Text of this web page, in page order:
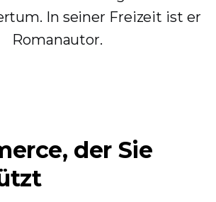
In seiner Freizeit ist er
Romanautor.
der Sie